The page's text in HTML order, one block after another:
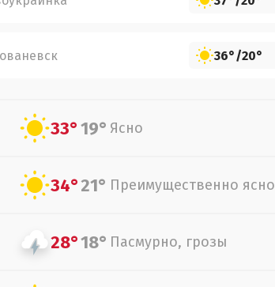
36°/20°
33°19° Ясно
34°21° Преимущественно ясно
28°18° Пасмурно, грозы